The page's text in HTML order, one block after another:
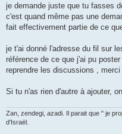
je demande juste que tu fasses
c'est quand même pas une
fait effectivement partie de ce
je t'ai donné l'adresse du fil sur
référence de ce que j'ai pu
reprendre les discussions , merci
Si tu n'as rien d'autre à ajouter,
Zan, zendegi, azadi. Il parait que " je
d'Israël.